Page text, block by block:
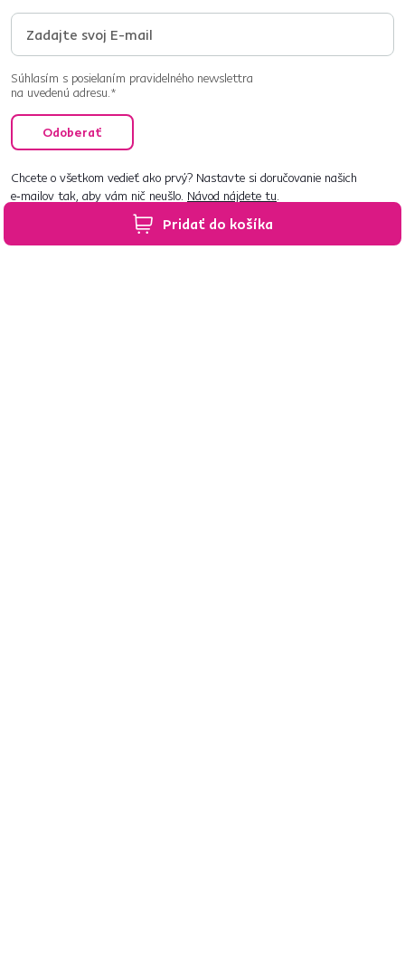
Pridať do košíka
Súhlasím s posielaním pravidelného newslettra
na uvedenú adresu.*
Odoberať
Chcete o všetkom vedieť ako prvý? Nastavte si doručovanie našich
e‑mailov tak, aby vám nič neušlo. Návod nájdete tu.